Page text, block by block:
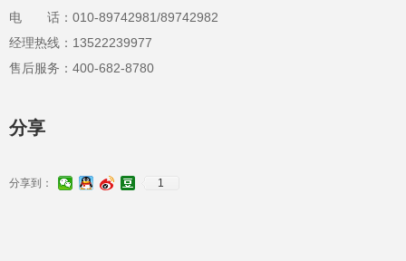
分享
分享到： 1
电 话：010-89742981/89742982
经理热线：13522239977
售后服务：400-682-8780